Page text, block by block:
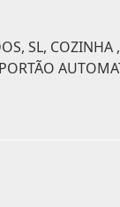
SL, COZINHA ,